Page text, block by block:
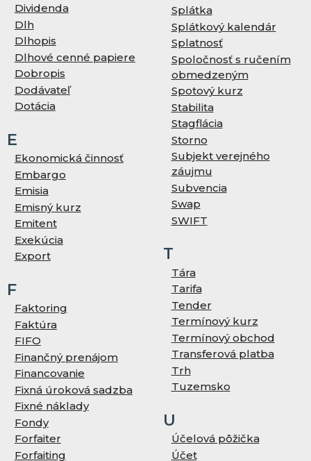
Dividenda
Dlh
Dlhopis
Dlhové cenné papiere
Dobropis
Dodávateľ
Dotácia
E
Ekonomická činnosť
Embargo
Emisia
Emisný kurz
Emitent
Exekúcia
Export
F
Faktoring
Faktúra
FIFO
Finančný prenájom
Financovanie
Fixná úroková sadzba
Fixné náklady
Fondy
Forfaiter
Forfaiting
Splátka
Splátkový kalendár
Splatnosť
Spoločnosť s ručením
obmedzeným
Spotový kurz
Stabilita
Stagflácia
Storno
Subjekt verejného
záujmu
Subvencia
Swap
SWIFT
T
Tára
Tarifa
Tender
Termínový kurz
Termínový obchod
Transferová platba
Trh
Tuzemsko
U
Účelová pôžička
Účet